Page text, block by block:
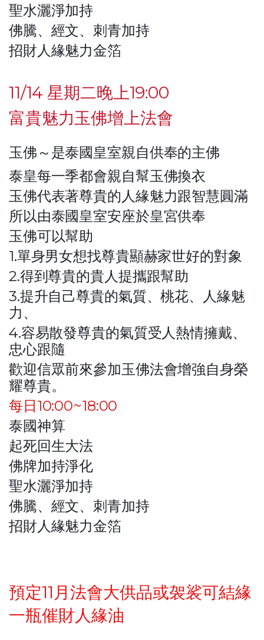
聖水灑淨加持
佛騰、經文、刺青加持
招財人緣魅力金箔
11/14 星期二晚上19:00
富貴魅力玉佛增上法會
玉佛～是泰國皇室親自供奉的主佛
泰皇每一季都會親自幫玉佛換衣
玉佛代表著尊貴的人緣魅力跟智慧圓滿
所以由泰國皇室安座於皇宮供奉
玉佛可以幫助
1.單身男女想找尊貴顯赫家世好的對象
2.得到尊貴的貴人提攜跟幫助
3.提升自己尊貴的氣質、桃花、人緣魅
力、
4.容易散發尊貴的氣質受人熱情擁戴、
忠心跟隨
歡迎信眾前來參加玉佛法會增強自身榮
耀尊貴。
每日10:00~18:00
泰國神算
起死回生大法
佛牌加持淨化
聖水灑淨加持
佛騰、經文、刺青加持
招財人緣魅力金箔
預定11月法會大供品或袈裟可結緣
一瓶催財人緣油